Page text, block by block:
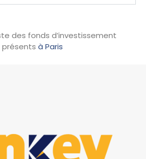
des fonds d’investissement
présents à Paris